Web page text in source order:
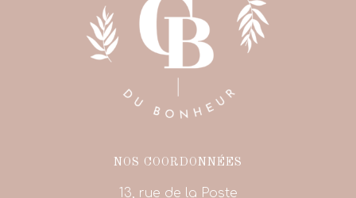
NOS COORDONNÉES
13, rue de la Poste